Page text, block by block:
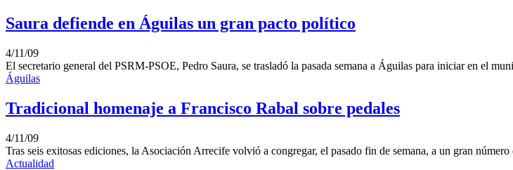
Saura defiende en Águilas un gran pacto político
4/11/09
El secretario general del PSRM-PSOE, Pedro Saura, se trasladó la pasada semana a Águilas para iniciar en el
Águilas
Tradicional homenaje a Francisco Rabal sobre pedales
4/11/09
Tras seis exitosas ediciones, la Asociación Arrecife volvió a congregar, el pasado fin de semana, a un gran
Actualidad